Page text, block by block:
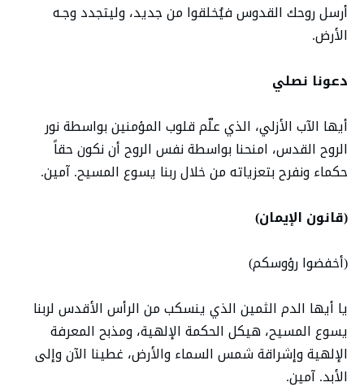
أرسل روحك القدوس فيُخلقوا من جديد، وليتجدد وجـه
الأرض.
دعونا نصلي
أيها الآب الأزلي، الذي علّم قلوب المؤمنين بواسطة نور
الروح القدس، امنحنا بواسطة نفس الروح أن نكون حقاً
حكماء ونفرح بتعزياته من خلال ربنا يسوع المسيح. آمين.
(قانون الإيمان)
(أخفضوا رؤوسكم)
يا أيها الدم الثمين الذي ينسكب من الرأس الأقدس لربنا
يسوع المسيح، هيكل الحكمة الإلهية، ومذبح المعرفة
الإلهية وإشراقة شمس السماء والأرض، غطينا الآن وإلى
الأبد. آمين.